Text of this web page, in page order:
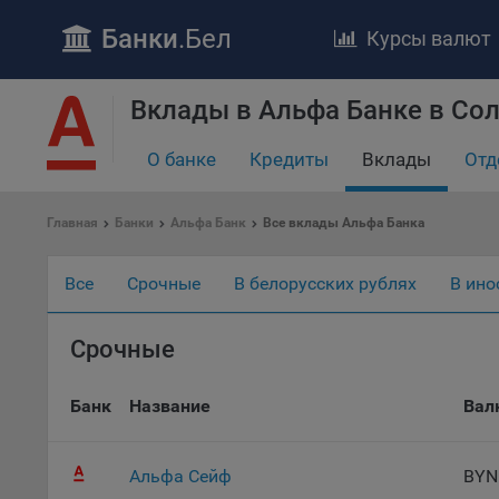
Банки.Бел Курсы валют
Вклады в Альфа Банке в
О банке Кредиты Вклады
Главная Банки Альфа Банк Все вклады Альфа Банка
Все Срочные В белорусских рублях В
Срочные
Банк Название
Альфа Сейф BYN